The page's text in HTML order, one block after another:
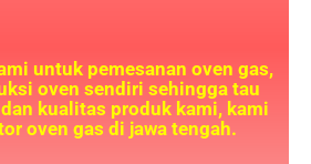
untuk pemesanan oven gas,
oven sendiri sehingga tau
kualitas produk kami, kami
oven gas di jawa tengah.